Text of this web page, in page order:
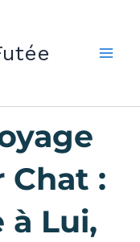
Chat :
à Lui,